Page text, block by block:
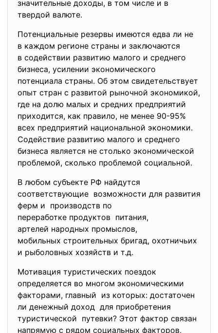
значительные доходы, в том числе и в
твердой валюте.
Потенциальные резервы имеются едва ли не
в каждом регионе страны и заключаются
в содействии развитию малого и среднего
бизнеса, усилении экономического
потенциала страны. Об этом свидетельствует
опыт стран с развитой рыночной экономикой,
где на долю малых и средних предприятий
приходится, как правило, не менее 90-95%
всех предприятий национальной экономики.
Содействие развитию малого и среднего
бизнеса является не столько экономической
проблемой, сколько проблемой социальной.
В любом субъекте РФ найдутся
соответствующие возможности для развития
ферм и производств по
переработке продуктов питания,
артелей народных промыслов,
мобильных строительных бригад, охотничьих
и рыболовных хозяйств и т.д.
Мотивация туристических поездок
определяется во многом экономическими
факторами, главный из которых: достаточен
ли денежный доход для приобретения
туристической путевки? Этот фактор связан
напрямую с рядом социальных факторов,